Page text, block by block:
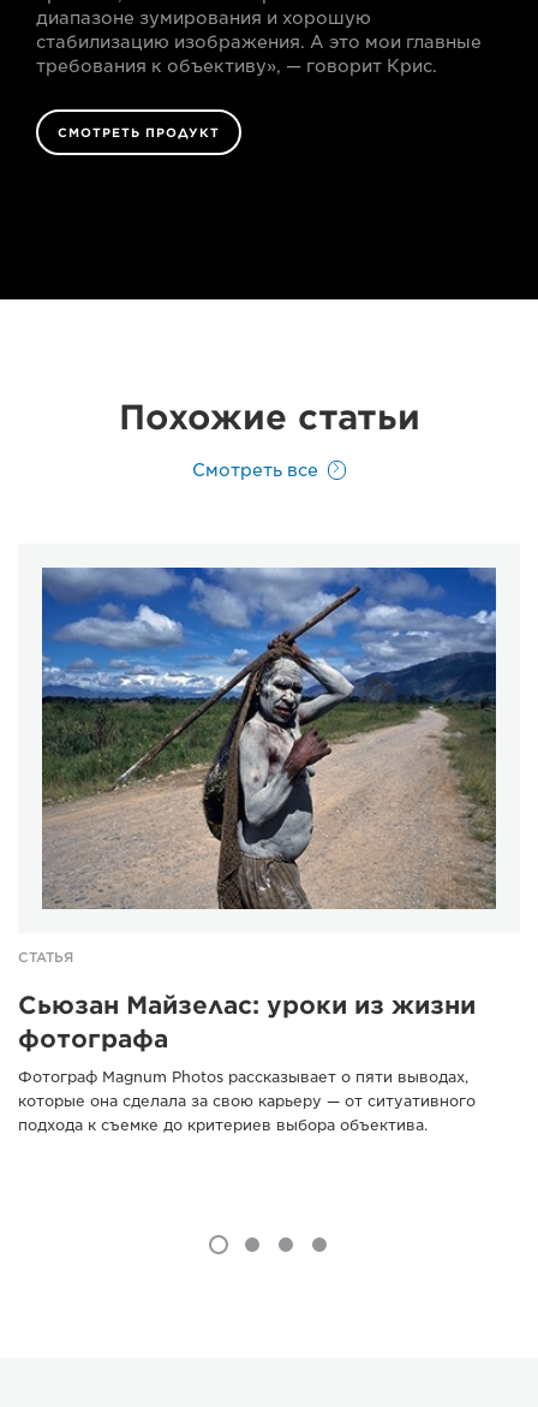
диапазоне зумирования и хорошую
стабилизацию изображения. А это мои главные
требования к объективу», — говорит Крис.
СМОТРЕТЬ ПРОДУКТ
Похожие статьи
Смотреть все
СТАТЬЯ
Сьюзан Майзелас: уроки из жизни
фотографа
Фотограф Magnum Photos рассказывает о пяти выводах,
которые она сделала за свою карьеру — от ситуативного
подхода к съемке до критериев выбора объектива.